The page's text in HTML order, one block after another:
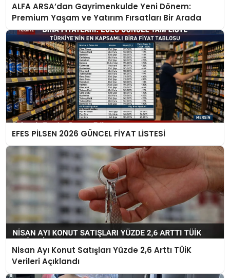
ALFA ARSA’dan Gayrimenkulde Yeni Dönem:
Premium Yaşam ve Yatırım Fırsatları Bir Arada
EFES PİLSEN 2026 GÜNCEL FİYAT LİSTESİ
Nisan Ayı Konut Satışları Yüzde 2,6 Arttı TÜİK
Verileri Açıklandı